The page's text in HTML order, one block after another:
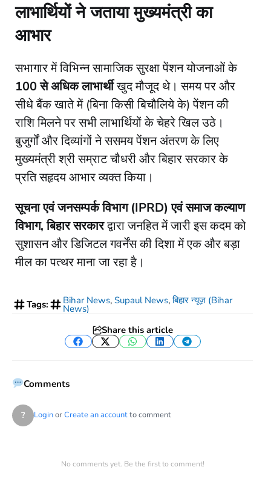
​लाभार्थियों ने जताया मुख्यमंत्री का
आभार
​सभागार में विभिन्न सामाजिक सुरक्षा पेंशन योजनाओं के
100 से अधिक लाभार्थीखुद मौजूद थे। समय पर और
सीधे बैंक खाते में (बिना किसी बिचौलिये के) पेंशन की
राशि मिलने पर सभी लाभार्थियों के चेहरे खिल उठे।
बुजुर्गों और दिव्यांगों ने ससमय पेंशन अंतरण के लिए
मुख्यमंत्री श्री सम्राट चौधरी और बिहार सरकार के
प्रति सहृदय आभार व्यक्त किया।
सूचना एवं जनसम्पर्क विभाग (IPRD) एवं समाज कल्याण
विभाग, बिहार सरकारद्वारा जनहित में जारी इस कदम को
सुशासन और डिजिटल गवर्नेंस की दिशा में एक और बड़ा
मील का पत्थर माना जा रहा है।
Tags: Bihar News, Supaul News,बिहार न्यूज़ (Bihar
News)
Share this article
Facebook
TwitterWhatsApp
LinkedInTelegram
Comments
? LoginorCreate an accountto comment
No comments yet. Be the first to comment!